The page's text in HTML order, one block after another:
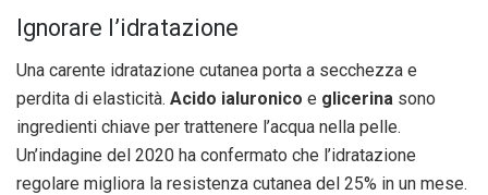
Ignorare l’idratazione
Una carente idratazione cutanea porta a secchezza e
perdita di elasticità. Acido ialuronico e glicerina sono
ingredienti chiave per trattenere l’acqua nella pelle.
Un’indagine del 2020 ha confermato che l’idratazione
regolare migliora la resistenza cutanea del 25% in un mese.